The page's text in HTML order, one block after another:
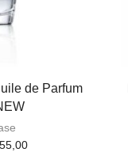
de Parfum
55,00